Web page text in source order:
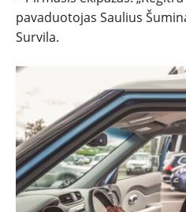
pavaduotojas Saulius
Survila.